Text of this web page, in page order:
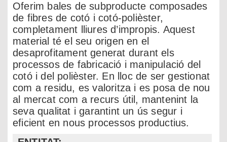
Oferim bales de subproducte composades
de fibres de cotó i cotó-polièster,
completament lliures d’impropis. Aquest
material té el seu origen en el
desaprofitament generat durant els
processos de fabricació i manipulació del
cotó i del polièster. En lloc de ser gestionat
com a residu, es valoritza i es posa de nou
al mercat com a recurs útil, mantenint la
seva qualitat i garantint un ús segur i
eficient en nous processos productius.